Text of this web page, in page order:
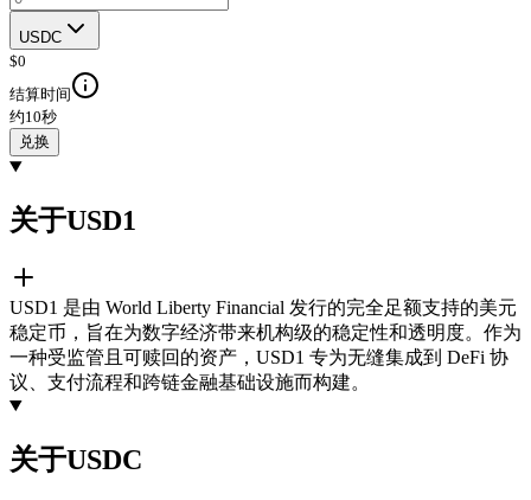
USDC
$0
结算时间
约10秒
兑换
关于USD1
USD1 是由 World Liberty Financial 发行的完全足额支持的美元
稳定币，旨在为数字经济带来机构级的稳定性和透明度。作为
一种受监管且可赎回的资产，USD1 专为无缝集成到 DeFi 协
议、支付流程和跨链金融基础设施而构建。
关于USDC